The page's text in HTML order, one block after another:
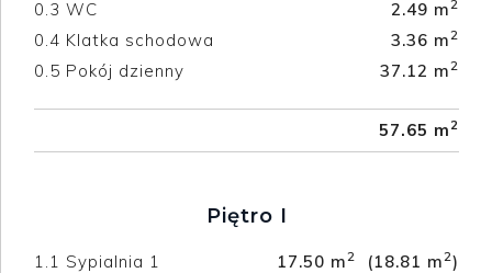
0.3 WC 2.49 m2
0.4 Klatka schodowa 3.36 m2
0.5 Pokój dzienny 37.12 m2
57.65 m 2
Piętro I
1.1 Sypialnia 1 (18.81 m2)
17.50 m2